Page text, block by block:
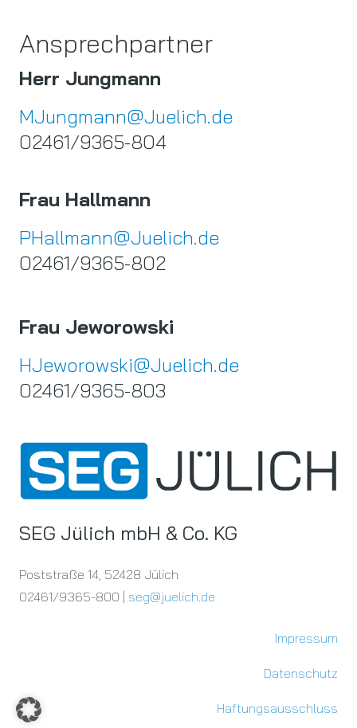
Ansprechpartner
Herr Jungmann
MJungmann@Juelich.de
02461/9365-804
Frau Hallmann
PHallmann@Juelich.de
02461/9365-802
Frau Jeworowski
HJeworowski@Juelich.de
02461/9365-803
SEG Jülich mbH & Co. KG
Poststraße 14, 52428 Jülich
02461/9365-800 | seg@juelich.de
Impressum
Datenschutz
Haftungsausschluss